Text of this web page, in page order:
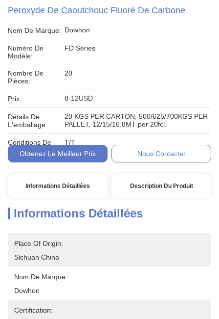
Peroxyde De Caoutchouc Fluoré De Carbone
Nom De Marque: Dowhon
Numéro De
Modèle:
FD Series
Nombre De
Pièces:
20
Prix: 8-12USD
Détails De
L'emballage:
20 KGS PER CARTON, 500/625/700KGS PER
PALLET, 12/15/16.8MT per 20fcl.
Conditions De
Paiement:
T/T
Obtenez Le Meilleur Prix
Nous Contacter
Informations Détaillées Description Du Produit
Informations Détaillées
Place Of Origin:
Sichuan China
Nom De Marque:
Dowhon
Certification: